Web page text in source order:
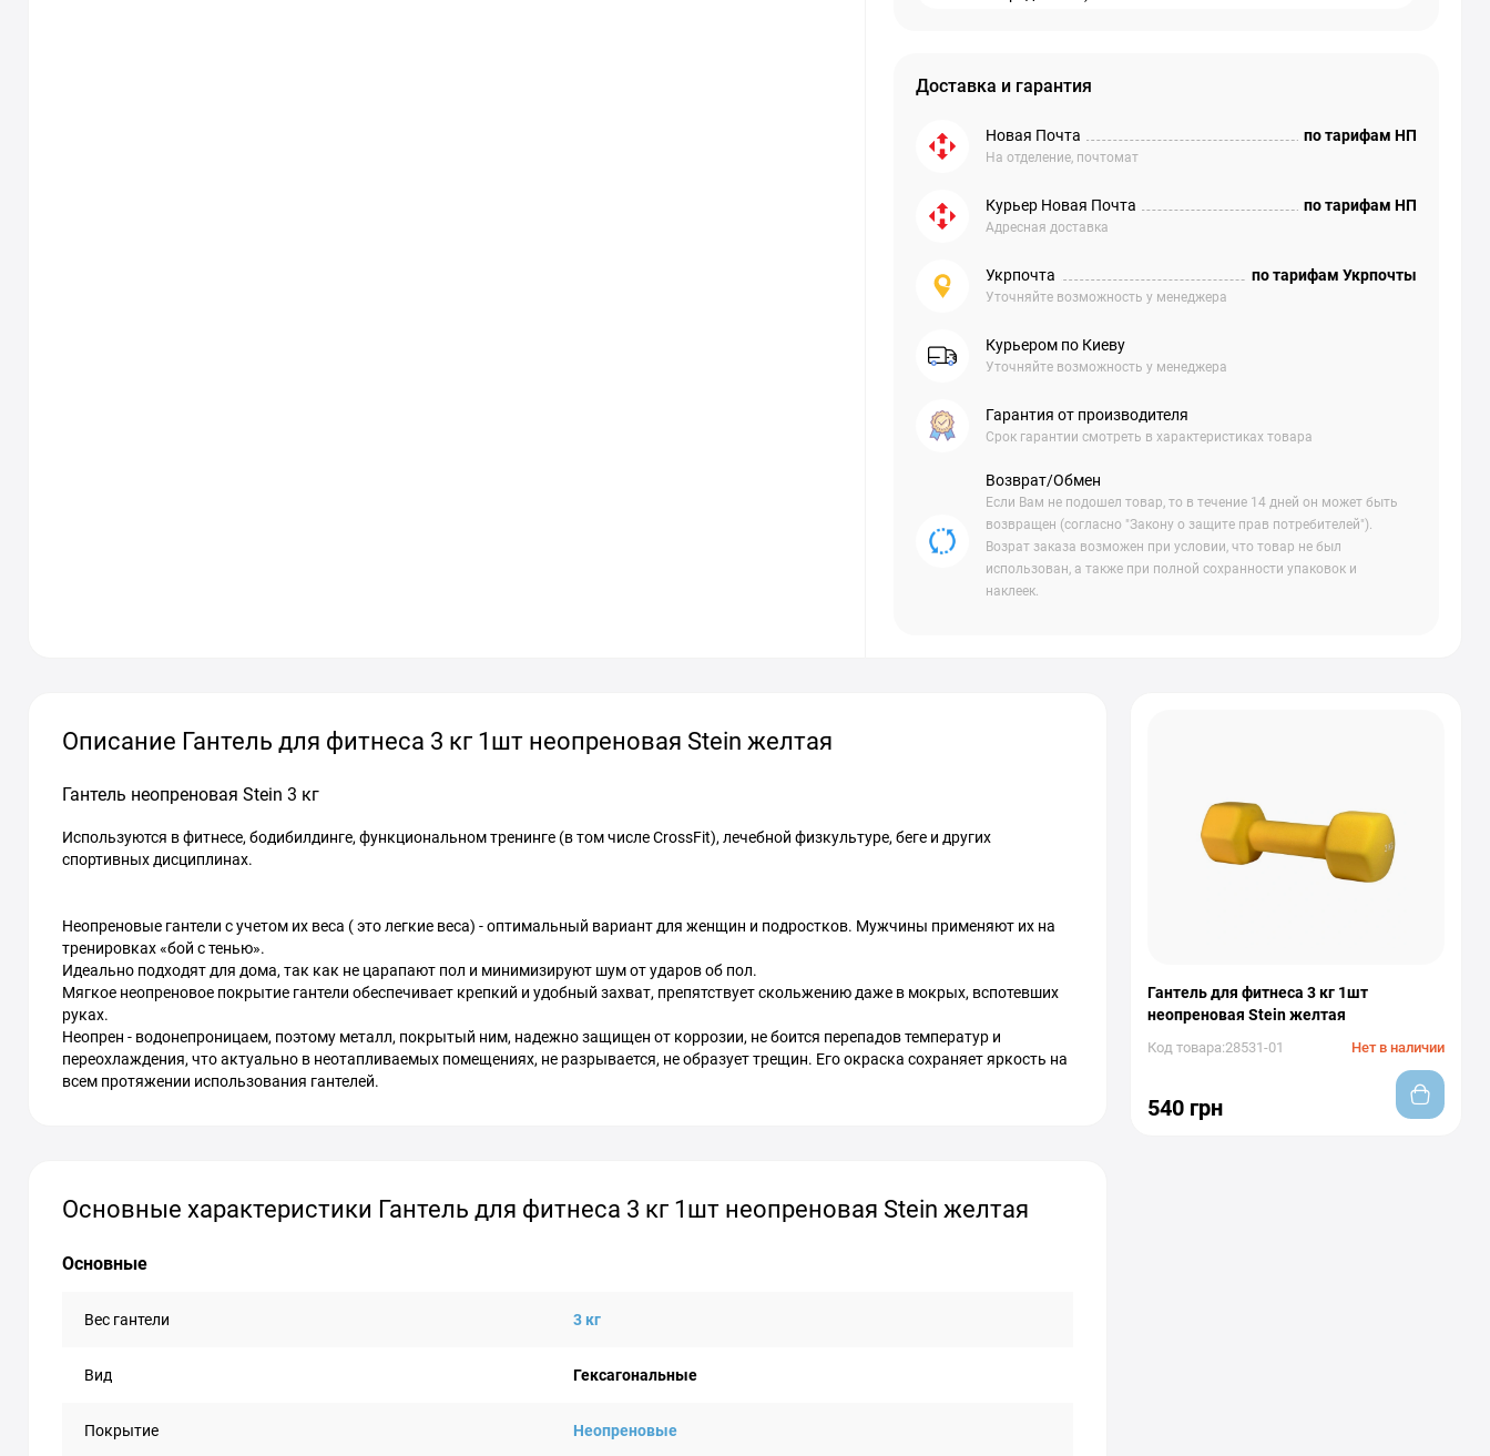
Доставка и гарантия
Новая Почта
На отделение, почтомат
по тарифам НП
Курьер Новая Почта
Адресная доставка
по тарифам НП
Укрпочта
Уточняйте возможность у менеджера
по тарифам Укрпочты
Курьером по Киеву
Уточняйте возможность у менеджера
Гарантия от производителя
Срок гарантии смотреть в характеристиках товара
Возврат/Обмен
Если Вам не подошел товар, то в течение 14 дней он может быть
возвращен (согласно "Закону о защите прав потребителей").
Возрат заказа возможен при условии, что товар не был
использован, а также при полной сохранности упаковок и
наклеек.
Описание Гантель для фитнеса 3 кг 1шт неопреновая Stein желтая
Гантель неопреновая Stein 3 кг
Используются в фитнесе, бодибилдинге, функциональном тренинге (в том числе CrossFit), лечебной физкультуре, беге и других
спортивных дисциплинах.
Неопреновые гантели с учетом их веса ( это легкие веса) - оптимальный вариант для женщин и подростков. Мужчины применяют их на
тренировках «бой с тенью».
Идеально подходят для дома, так как не царапают пол и минимизируют шум от ударов об пол.
Мягкое неопреновое покрытие гантели обеспечивает крепкий и удобный захват, препятствует скольжению даже в мокрых, вспотевших
руках.
Неопрен - водонепроницаем, поэтому металл, покрытый ним, надежно защищен от коррозии, не боится перепадов температур и
переохлаждения, что актуально в неотапливаемых помещениях, не разрывается, не образует трещин. Его окраска сохраняет яркость на
всем протяжении использования гантелей.
Основные характеристики Гантель для фитнеса 3 кг 1шт неопреновая Stein желтая
Основные
Вес гантели 3 кг
Вид Гексагональные
Покрытие Неопреновые
Гантель для фитнеса 3 кг 1шт
неопреновая Stein желтая
Код товара:28531-01 Нет в наличии
540 грн